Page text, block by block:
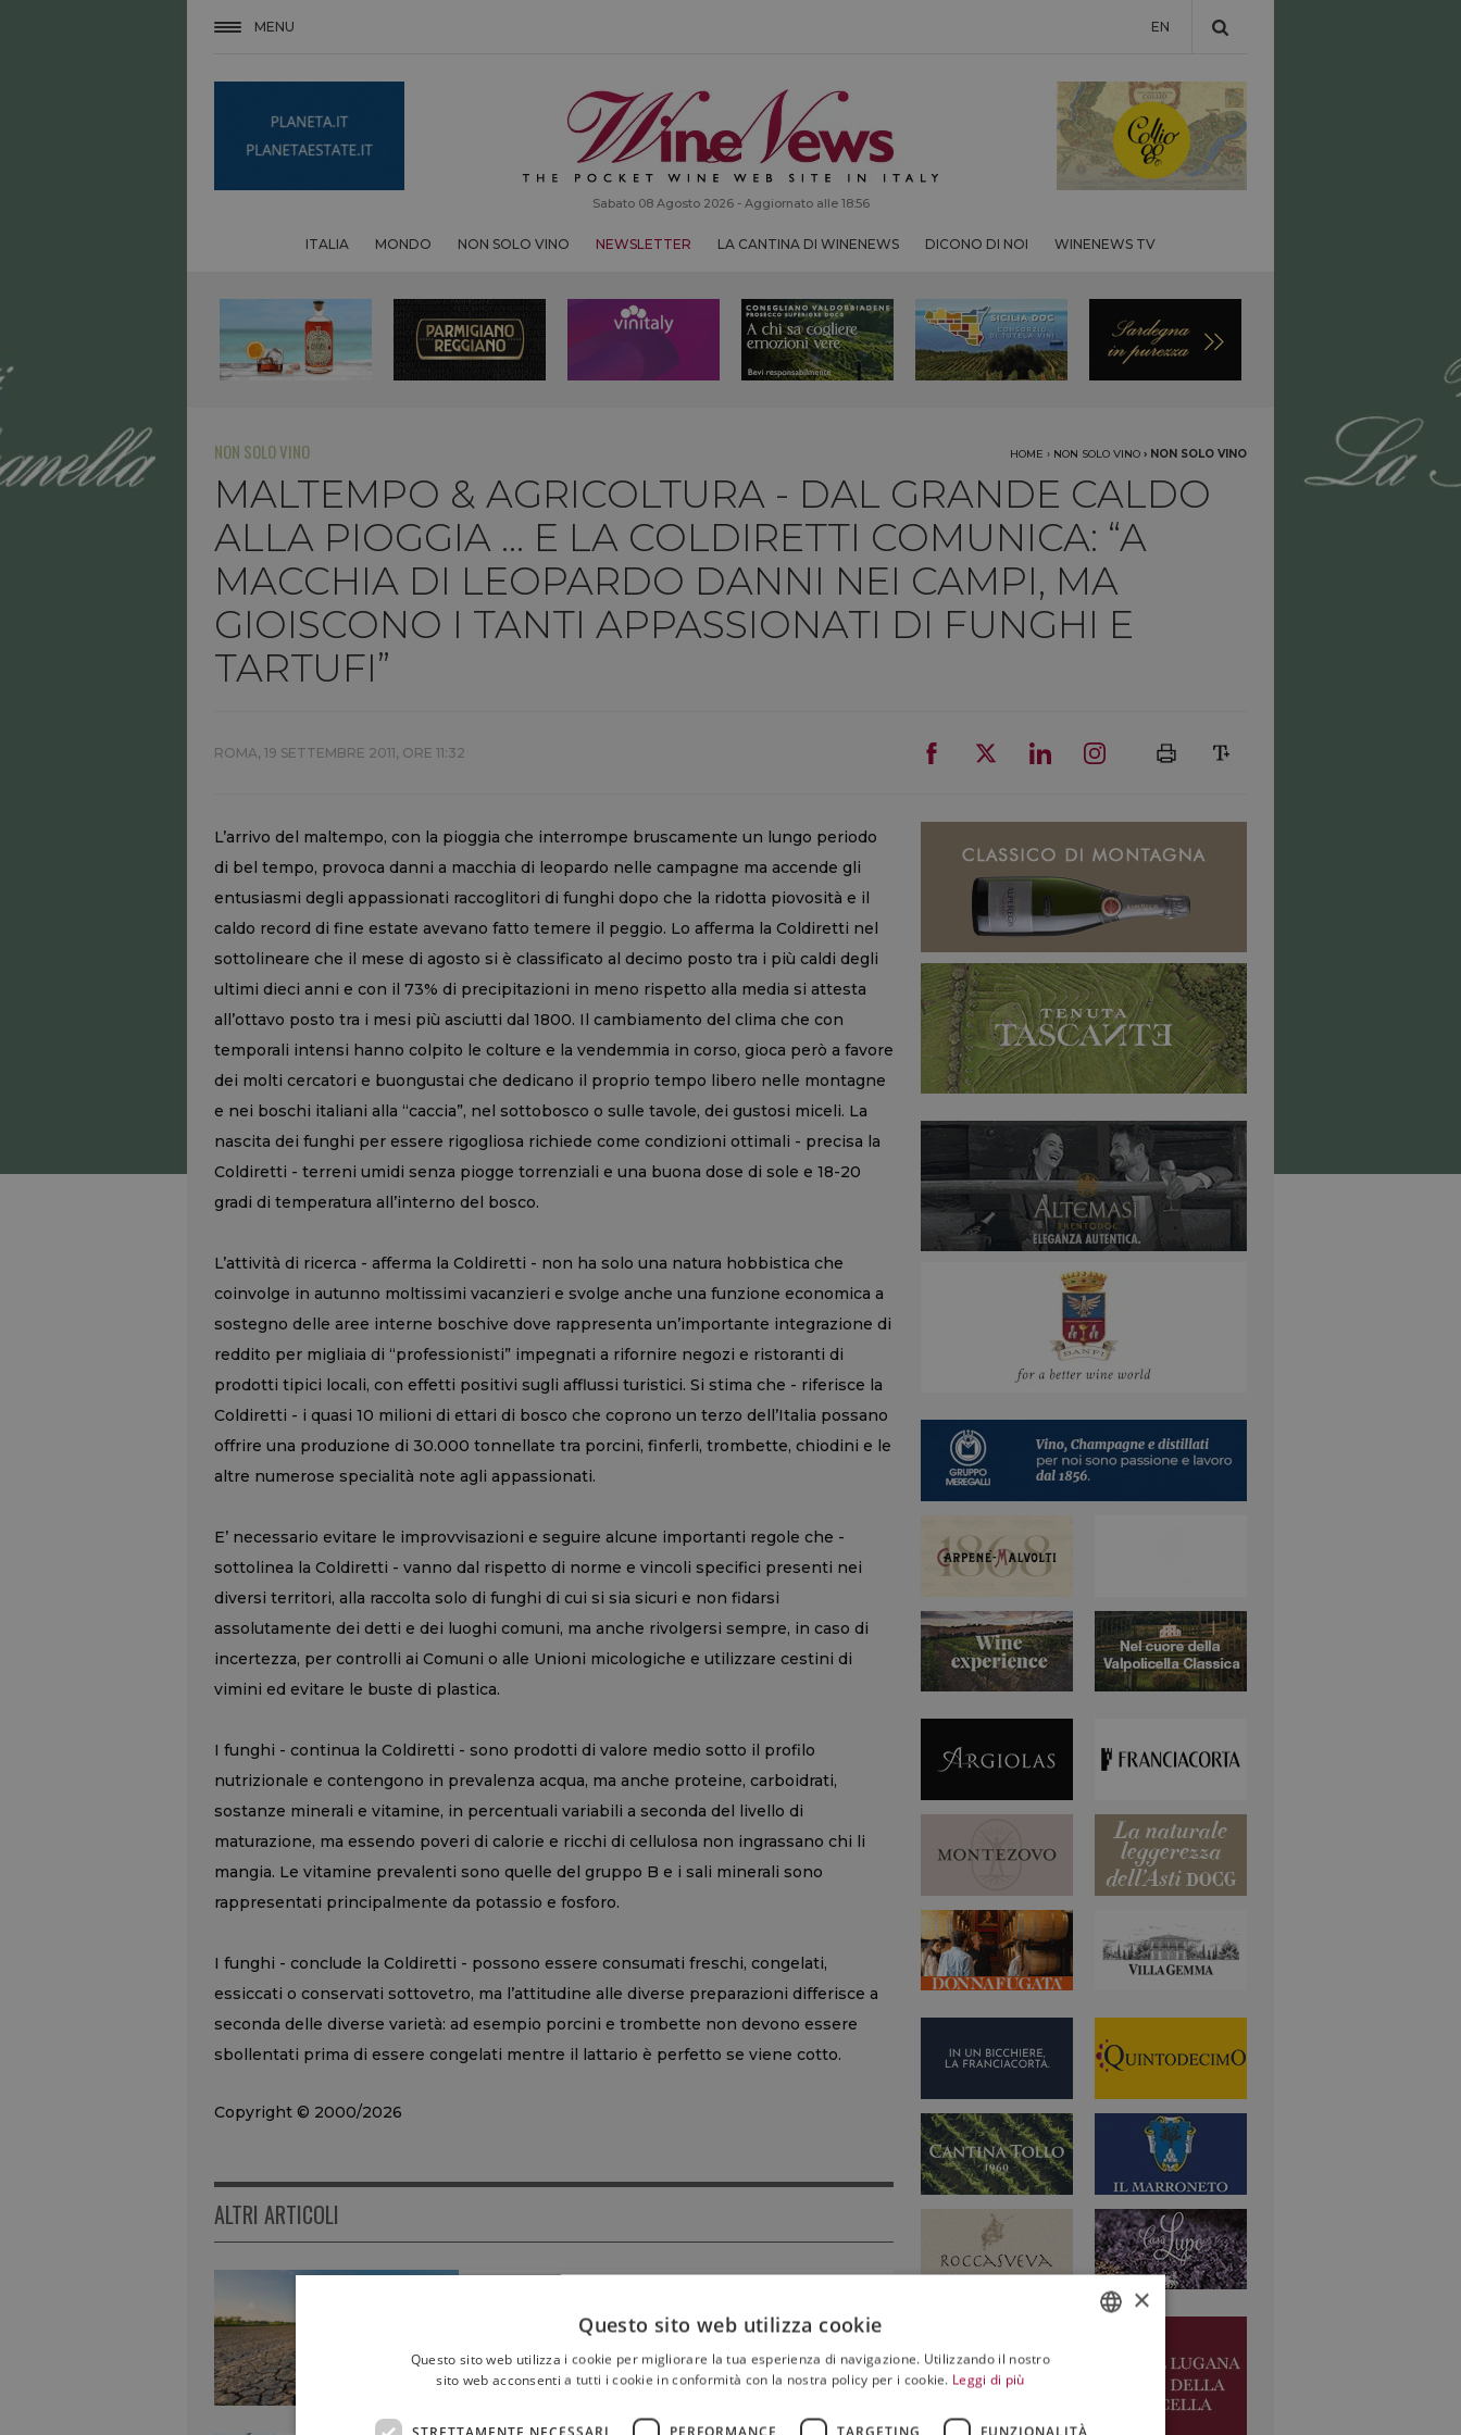
MENU EN
Sabato 08 Agosto 2026 - Aggiornato alle 18:56
ITALIA MONDO NON SOLO VINO NEWSLETTER LA CANTINA DI WINENEWS DICONO DI NOI WINENEWS TV
NON SOLO VINO HOME › NON SOLO VINO › NON SOLO VINO
MALTEMPO & AGRICOLTURA - DAL GRANDE CALDO
ALLA PIOGGIA ... E LA COLDIRETTI COMUNICA: “A
MACCHIA DI LEOPARDO DANNI NEI CAMPI, MA
GIOISCONO I TANTI APPASSIONATI DI FUNGHI E
TARTUFI”
ROMA, 19 SETTEMBRE 2011, ORE 11:32
L’arrivo del maltempo, con la pioggia che interrompe bruscamente un lungo periodo
di bel tempo, provoca danni a macchia di leopardo nelle campagne ma accende gli
entusiasmi degli appassionati raccoglitori di funghi dopo che la ridotta piovosità e il
caldo record di fine estate avevano fatto temere il peggio. Lo afferma la Coldiretti nel
sottolineare che il mese di agosto si è classificato al decimo posto tra i più caldi degli
ultimi dieci anni e con il 73% di precipitazioni in meno rispetto alla media si attesta
all’ottavo posto tra i mesi più asciutti dal 1800. Il cambiamento del clima che con
temporali intensi hanno colpito le colture e la vendemmia in corso, gioca però a favore
dei molti cercatori e buongustai che dedicano il proprio tempo libero nelle montagne
e nei boschi italiani alla “caccia”, nel sottobosco o sulle tavole, dei gustosi miceli. La
nascita dei funghi per essere rigogliosa richiede come condizioni ottimali - precisa la
Coldiretti - terreni umidi senza piogge torrenziali e una buona dose di sole e 18-20
gradi di temperatura all’interno del bosco.
L’attività di ricerca - afferma la Coldiretti - non ha solo una natura hobbistica che
coinvolge in autunno moltissimi vacanzieri e svolge anche una funzione economica a
sostegno delle aree interne boschive dove rappresenta un’importante integrazione di
reddito per migliaia di “professionisti” impegnati a rifornire negozi e ristoranti di
prodotti tipici locali, con effetti positivi sugli afflussi turistici. Si stima che - riferisce la
Coldiretti - i quasi 10 milioni di ettari di bosco che coprono un terzo dell’Italia possano
offrire una produzione di 30.000 tonnellate tra porcini, finferli, trombette, chiodini e le
altre numerose specialità note agli appassionati.
E’ necessario evitare le improvvisazioni e seguire alcune importanti regole che -
sottolinea la Coldiretti - vanno dal rispetto di norme e vincoli specifici presenti nei
diversi territori, alla raccolta solo di funghi di cui si sia sicuri e non fidarsi
assolutamente dei detti e dei luoghi comuni, ma anche rivolgersi sempre, in caso di
incertezza, per controlli ai Comuni o alle Unioni micologiche e utilizzare cestini di
vimini ed evitare le buste di plastica.
I funghi - continua la Coldiretti - sono prodotti di valore medio sotto il profilo
nutrizionale e contengono in prevalenza acqua, ma anche proteine, carboidrati,
sostanze minerali e vitamine, in percentuali variabili a seconda del livello di
maturazione, ma essendo poveri di calorie e ricchi di cellulosa non ingrassano chi li
mangia. Le vitamine prevalenti sono quelle del gruppo B e i sali minerali sono
rappresentati principalmente da potassio e fosforo.
I funghi - conclude la Coldiretti - possono essere consumati freschi, congelati,
essiccati o conservati sottovetro, ma l’attitudine alle diverse preparazioni differisce a
seconda delle diverse varietà: ad esempio porcini e trombette non devono essere
sbollentati prima di essere congelati mentre il lattario è perfetto se viene cotto.
Copyright © 2000/2026
ALTRI ARTICOLI
pressione e costi per l’irrigazione in aumento
07 Agosto 2026
×
Questo sito web utilizza cookie
Questo sito web utilizza i cookie per migliorare la tua esperienza di navigazione. Utilizzando il nostro
sito web acconsenti a tutti i cookie in conformità con la nostra policy per i cookie. Leggi di più
STRETTAMENTE NECESSARI PERFORMANCE TARGETING FUNZIONALITÀ